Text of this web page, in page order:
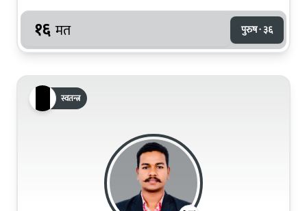
१६ मत पुरुष · ३६
स्वतन्त्र